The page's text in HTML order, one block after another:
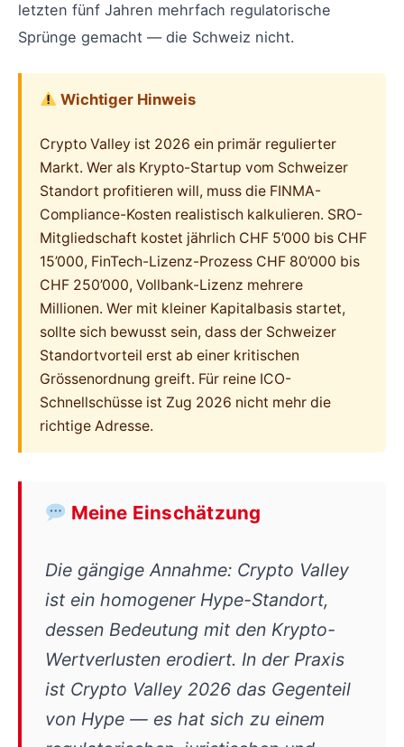
letzten fünf Jahren mehrfach regulatorische
Sprünge gemacht — die Schweiz nicht.
Wichtiger Hinweis
Crypto Valley ist 2026 ein primär regulierter
Markt. Wer als Krypto-Startup vom Schweizer
Standort profitieren will, muss die FINMA-
Compliance-Kosten realistisch kalkulieren. SRO-
Mitgliedschaft kostet jährlich CHF 5’000 bis CHF
15’000, FinTech-Lizenz-Prozess CHF 80’000 bis
CHF 250’000, Vollbank-Lizenz mehrere
Millionen. Wer mit kleiner Kapitalbasis startet,
sollte sich bewusst sein, dass der Schweizer
Standortvorteil erst ab einer kritischen
Grössenordnung greift. Für reine ICO-
Schnellschüsse ist Zug 2026 nicht mehr die
richtige Adresse.
Meine Einschätzung
Die gängige Annahme: Crypto Valley
ist ein homogener Hype-Standort,
dessen Bedeutung mit den Krypto-
Wertverlusten erodiert. In der Praxis
ist Crypto Valley 2026 das Gegenteil
von Hype — es hat sich zu einem